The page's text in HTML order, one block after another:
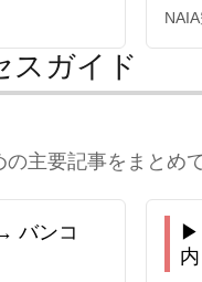
スガイド
主要記事をまとめ
バンコ
▶
内